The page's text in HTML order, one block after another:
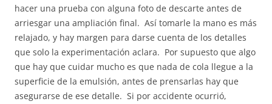
hacer una prueba con alguna foto de descarte antes de
arriesgar una ampliación final. Así tomarle la mano es más
relajado, y hay margen para darse cuenta de los detalles
que solo la experimentación aclara. Por supuesto que algo
que hay que cuidar mucho es que nada de cola llegue a la
superficie de la emulsión, antes de prensarlas hay que
asegurarse de ese detalle. Si por accidente ocurrió,